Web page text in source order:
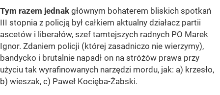
Tym razem jednak głównym bohaterem bliskich spotkań
III stopnia z policją był całkiem aktualny działacz partii
ascetów i liberałów, szef tamtejszych radnych PO Marek
Ignor. Zdaniem policji (której zasadniczo nie wierzymy),
bandycko i brutalnie napadł on na stróżów prawa przy
użyciu tak wyrafinowanych narzędzi mordu, jak: a) krzesło,
b) wieszak, c) Paweł Kocięba-Żabski.